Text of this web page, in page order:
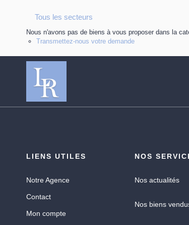
Tous les secteurs
Nous n'avons pas de biens à vous proposer dans la
Transmettez-nous votre demande
LIENS UTILES
Notre Agence
Contact
Mon compte
NOS
Nos actualités
Nos biens